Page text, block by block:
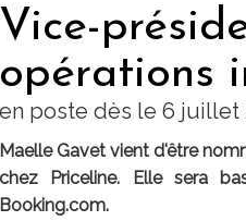
Vice-
opérations
en poste dès le 6 juillet
Maelle Gavet vient d'être
chez Priceline. Elle sera
Booking.com.